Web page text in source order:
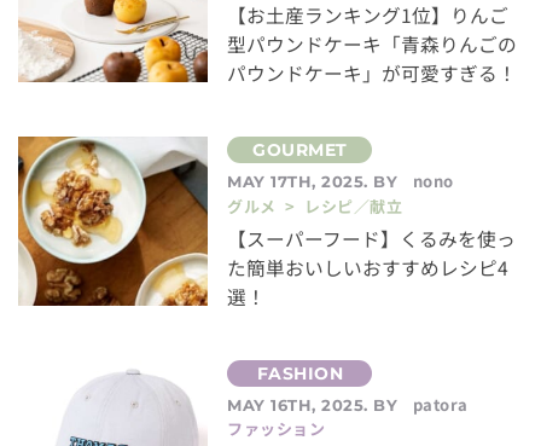
【お土産ランキング1位】りんご
型パウンドケーキ「青森りんごの
パウンドケーキ」が可愛すぎる！
MAY 17TH, 2025. BY
nono
グルメ > レシピ／献立
【スーパーフード】くるみを使っ
た簡単おいしいおすすめレシピ4
選！
MAY 16TH, 2025. BY
patora
ファッション